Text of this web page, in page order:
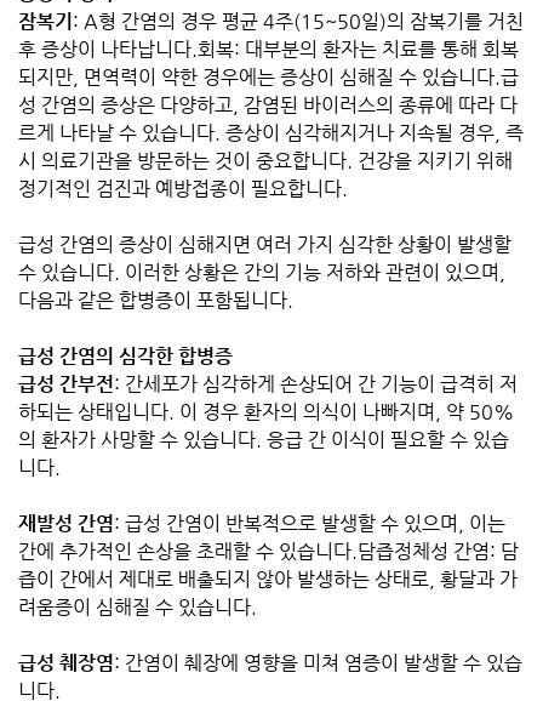
잠복기 : A형 간염의 경우 평균 4주(15~50일)의 잠복기를 거친
후 증상이 나타납니다.회복: 대부분의 환자는 치료를 통해 회복
되지만, 면역력이 약한 경우에는 증상이 심해질 수 있습니다.급
성 간염의 증상은 다양하고, 감염된 바이러스의 종류에 따라 다
르게 나타날 수 있습니다. 증상이 심각해지거나 지속될 경우, 즉
시 의료기관을 방문하는 것이 중요합니다. 건강을 지키기 위해
정기적인 검진과 예방접종이 필요합니다.
급성 간염의 증상이 심해지면 여러 가지 심각한 상황이 발생할
수 있습니다. 이러한 상황은 간의 기능 저하와 관련이 있으며,
다음과 같은 합병증이 포함됩니다.
급성 간염의 심각한 합병증
급성 간부전: 간세포가 심각하게 손상되어 간 기능이 급격히 저
하되는 상태입니다. 이 경우 환자의 의식이 나빠지며, 약 50%
의 환자가 사망할 수 있습니다. 응급 간 이식이 필요할 수 있습
니다.
재발성 간염: 급성 간염이 반복적으로 발생할 수 있으며, 이는
간에 추가적인 손상을 초래할 수 있습니다.담즙정체성 간염: 담
즙이 간에서 제대로 배출되지 않아 발생하는 상태로, 황달과 가
려움증이 심해질 수 있습니다.
급성 췌장염: 간염이 췌장에 영향을 미쳐 염증이 발생할 수 있습
니다.